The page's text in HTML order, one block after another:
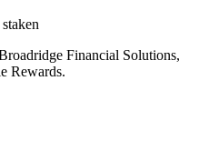
Financial Solutions,
Rewards.